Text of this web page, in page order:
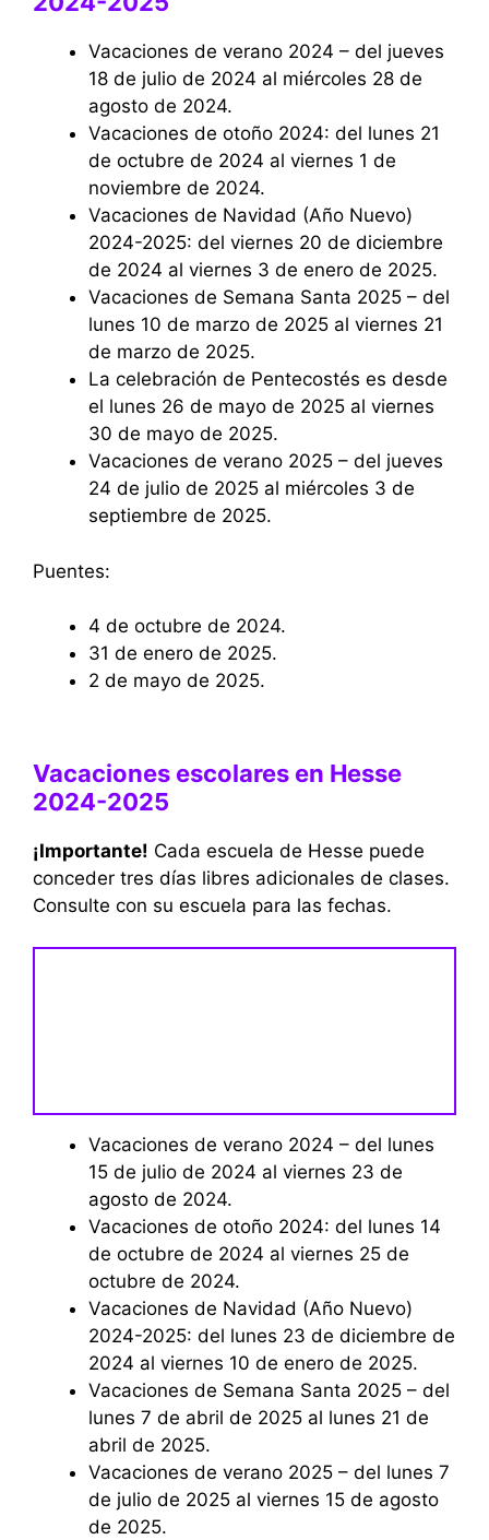
Vacaciones de verano 2024 – del jueves
18 de julio de 2024 al miércoles 28 de
agosto de 2024.
Vacaciones de otoño 2024: del lunes 21
de octubre de 2024 al viernes 1 de
noviembre de 2024.
Vacaciones de Navidad (Año Nuevo)
2024-2025: del viernes 20 de diciembre
de 2024 al viernes 3 de enero de 2025.
Vacaciones de Semana Santa 2025 – del
lunes 10 de marzo de 2025 al viernes 21
de marzo de 2025.
La celebración de Pentecostés es desde
el lunes 26 de mayo de 2025 al viernes
30 de mayo de 2025.
Vacaciones de verano 2025 – del jueves
24 de julio de 2025 al miércoles 3 de
septiembre de 2025.
Puentes:
4 de octubre de 2024.
31 de enero de 2025.
2 de mayo de 2025.
Vacaciones escolares en Hesse
2024-2025
¡Importante! Cada escuela de Hesse puede
conceder tres días libres adicionales de clases.
Consulte con su escuela para las fechas.
Vacaciones de verano 2024 – del lunes
15 de julio de 2024 al viernes 23 de
agosto de 2024.
Vacaciones de otoño 2024: del lunes 14
de octubre de 2024 al viernes 25 de
octubre de 2024.
Vacaciones de Navidad (Año Nuevo)
2024-2025: del lunes 23 de diciembre de
2024 al viernes 10 de enero de 2025.
Vacaciones de Semana Santa 2025 – del
lunes 7 de abril de 2025 al lunes 21 de
abril de 2025.
Vacaciones de verano 2025 – del lunes 7
de julio de 2025 al viernes 15 de agosto
de 2025.